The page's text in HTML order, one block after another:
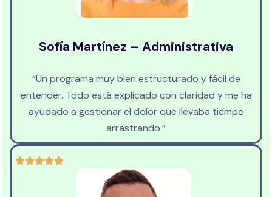
Sofía Martínez – Administrativa
“Un programa muy bien estructurado y fácil de
entender. Todo está explicado con claridad y me ha
ayudado a gestionar el dolor que llevaba tiempo
arrastrando.”